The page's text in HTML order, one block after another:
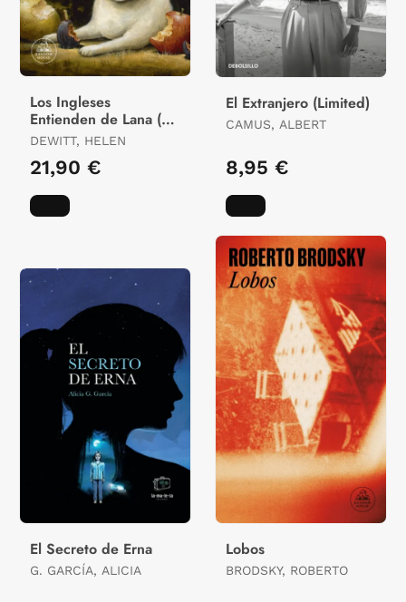
Los Ingleses
Entienden de Lana (Y
Otros Trucos)
DEWITT, HELEN
21,90 €
El Extranjero (Limited)
CAMUS, ALBERT
8,95 €
El Secreto de Erna
G. GARCÍA, ALICIA
Lobos
BRODSKY, ROBERTO